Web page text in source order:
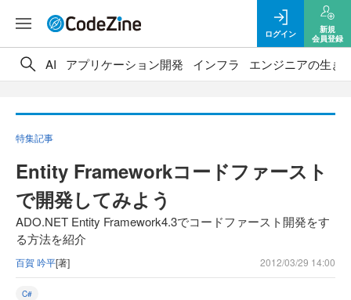
ログイン
新規
会員登録
AI アプリケーション開発 インフラ エンジニアの生き
特集記事
Entity Frameworkコードファースト
で開発してみよう
ADO.NET Entity Framework4.3でコードファースト開発をす
る方法を紹介
百賀 吟平[著] 2012/03/29 14:00
C#